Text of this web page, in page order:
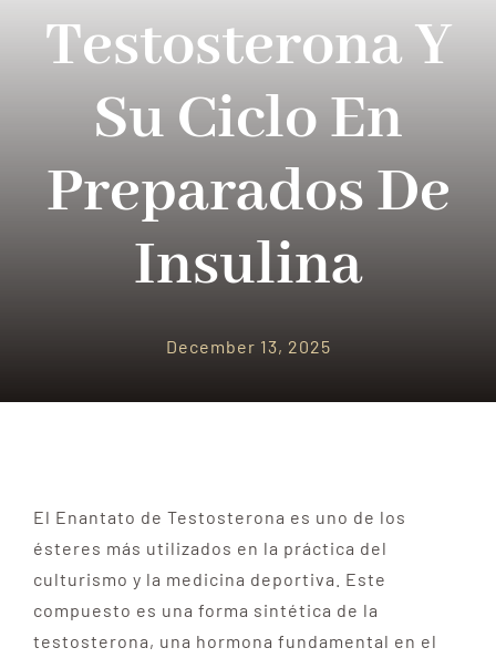
Testosterona Y
Su Ciclo En
Preparados De
Insulina
December 13, 2025
El Enantato de Testosterona es uno de los
ésteres más utilizados en la práctica del
culturismo y la medicina deportiva. Este
compuesto es una forma sintética de la
testosterona, una hormona fundamental en el